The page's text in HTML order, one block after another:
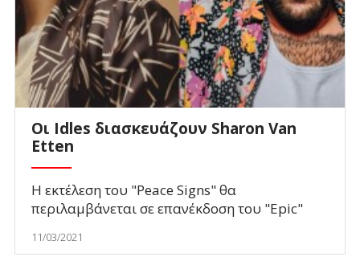
Οι Idles διασκευάζουν Sharon Van
Etten
Η εκτέλεση του "Peace Signs" θα
περιλαμβάνεται σε επανέκδοση του "Epic"
11/03/2021